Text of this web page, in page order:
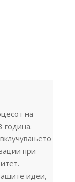
на
година.
при
идеи,